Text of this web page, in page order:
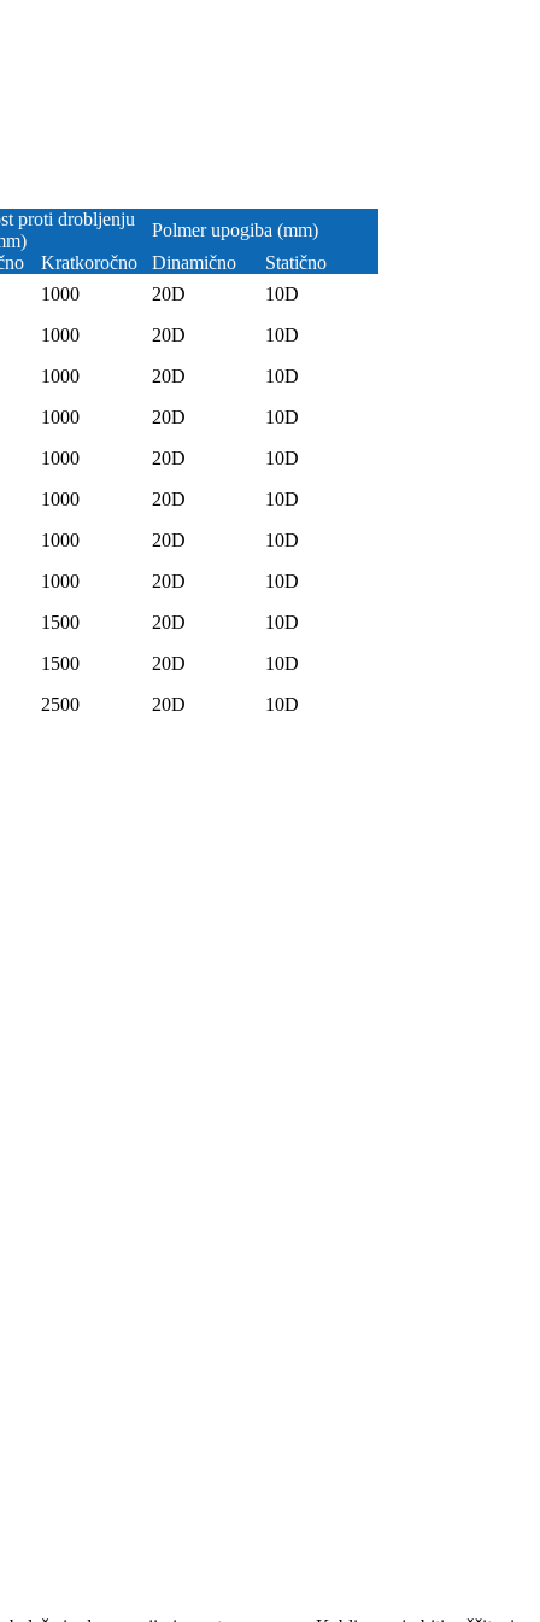
proti drobljenju
Polmer upogiba (mm)
Kratkoročno Dinamično
Statično
1000
20D
10D
1000
20D
10D
1000
20D
10D
1000
20D
10D
1000
20D
10D
1000
20D
10D
1000
20D
10D
1000
20D
10D
1500
20D
10D
1500
20D
10D
2500
20D 10D